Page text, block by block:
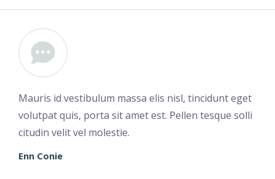
Enn Conie
Mauris id vestibulum massa elis nisl, tincidunt eget
volutpat quis, porta sit amet est. Pellen tesque solli
citudin velit vel molestie.